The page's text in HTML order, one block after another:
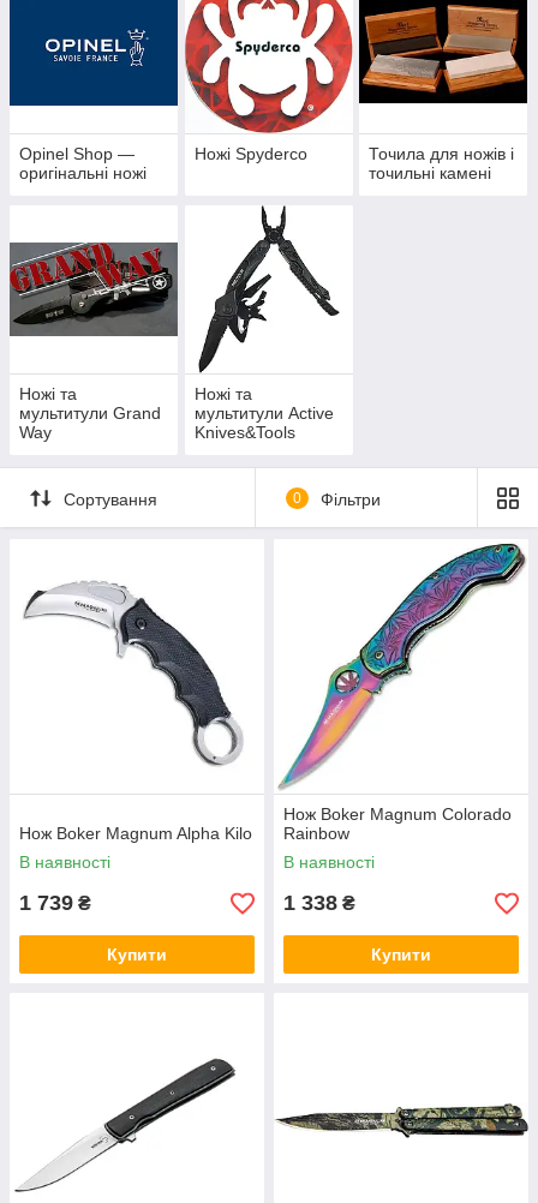
Opinel Shop —
оригінальні ножі
Ножі Spyderco
Точила для ножів і
точильні камені
Ножі та
мультитули Grand
Way
Ножі та
мультитули Active
Knives&Tools
Сортування 0 Фільтри
Нож Boker Magnum Alpha Kilo
В наявності
1 739 ₴
Купити
Нож Boker Magnum Colorado
Rainbow
В наявності
1 338 ₴
Купити